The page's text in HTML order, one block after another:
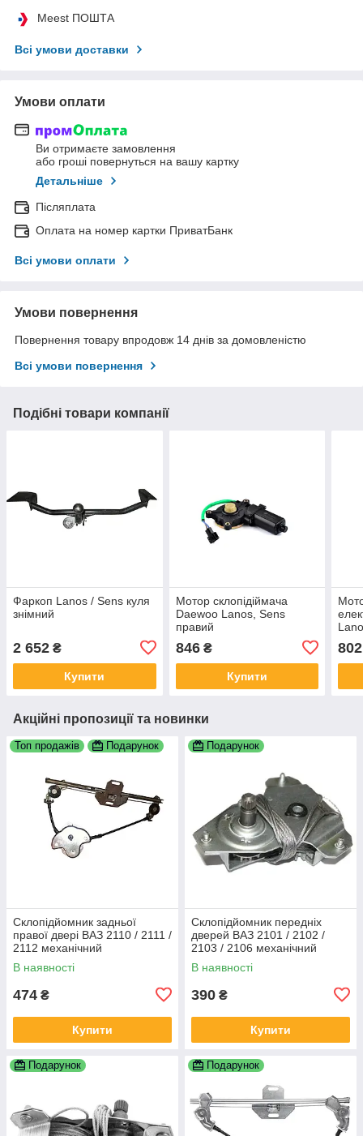
Meest ПОШТА
Всі умови доставки
Умови оплати
Ви отримаєте замовлення
або гроші повернуться на вашу картку
Детальніше
Післяплата
Оплата на номер картки ПриватБанк
Всі умови оплати
Умови повернення
Повернення товару впродовж 14 днів за домовленістю
Всі умови повернення
Подібні товари компанії
Фаркоп Lanos / Sens куля
знімний
2 652 ₴
Купити
Мотор склопідіймача
Daewoo Lanos, Sens
правий
846₴
Купити
802
Акційні пропозиції та новинки
Топ продажів Подарунок
Склопідйомник задньої
правої двері ВАЗ 2110 / 2111 /
2112 механічний
В наявності
474 ₴
Купити
Подарунок
Склопідйомник передніх
дверей ВАЗ 2101 / 2102 /
2103 / 2106 механічний
В наявності
390 ₴
Купити
Подарунок Подарунок